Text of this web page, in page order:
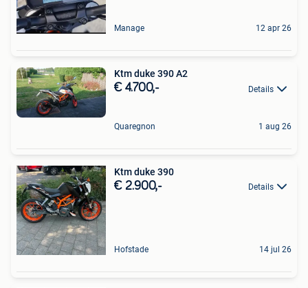
Manage 12 apr 26
Ktm duke 390 A2
€ 4.700,- Details
Quaregnon 1 aug 26
Ktm duke 390
€ 2.900,- Details
Hofstade 14 jul 26